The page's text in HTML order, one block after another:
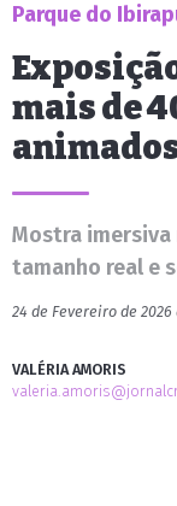
Parque do
mais de
Mostra imersiva
tamanho real e
24 de Fevereiro de 2026
VALÉRIA AMORIS